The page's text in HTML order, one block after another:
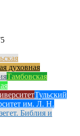
духовная
Тамбовская
Тульский
им. Л. Н.
Библия и